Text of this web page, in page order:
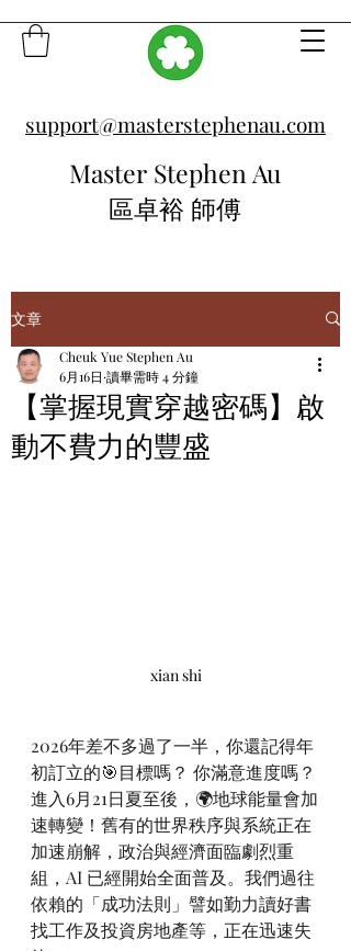
support@masterstephenau.com
Master Stephen Au
區卓裕 師傅
文章
【掌握現實穿越密碼】啟
動不費力的豐盛
Cheuk Yue Stephen Au
6月16日 讀畢需時 4 分鐘
xian shi
2026年差不多過了一半，你還記得年
初訂立的🎯目標嗎？ 你滿意進度嗎？
進入6月21日夏至後，🌍地球能量會加
速轉變！舊有的世界秩序與系統正在
加速崩解，政治與經濟面臨劇烈重
組，AI 已經開始全面普及。我們過往
依賴的「成功法則」譬如勤力讀好書
找工作及投資房地產等，正在迅速失